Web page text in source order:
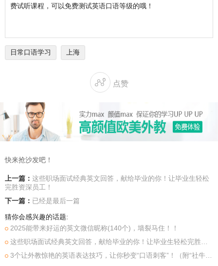
费试听课程，可以免费测试英语口语等级的哦！
日常口语学习 上海
 点赞
快来抢沙发吧！
上一篇： 这些职场面试经典英文回答，献给毕业的你！让毕业生轻松
完胜资深员工！
下一篇： 已经是最后一篇
猜你会感兴趣的话题:
​2025能带来好运的英文微信昵称(140个)，墙裂马住！！
这些职场面试经典英文回答，献给毕业的你！让毕业生轻松完胜资深员工！
3个让外教惊艳的英语表达技巧，让你秒变“口语刺客”！（附“社牛”秘籍）